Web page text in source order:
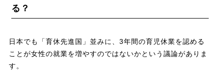
る？
日本でも「育休先進国」並みに、3年間の育児休業を認める
ことが女性の就業を増やすのではないかという議論がありま
す。